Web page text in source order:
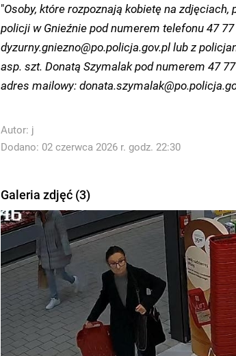
"Osoby, które rozpoznają kobietę na
policji w Gnieźnie pod numerem telefonu 47 77
dyzurny.gniezno@po.policja.gov.pl lub z
asp. szt. Donatą Szymalak pod numerem 47
adres mailowy:
Autor: j
Dodano: 02 czerwca 2026 r. godz. 22:30
Galeria zdjęć (3)